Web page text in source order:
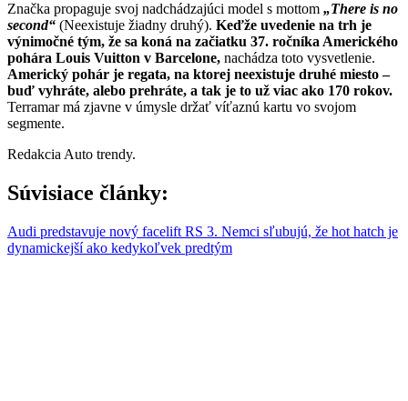
Značka propaguje svoj nadchádzajúci model s mottom „There is no
second“ (Neexistuje žiadny druhý). Keďže uvedenie na trh je
výnimočné tým, že sa koná na začiatku 37. ročníka Amerického
pohára Louis Vuitton v Barcelone, nachádza toto vysvetlenie.
Americký pohár je regata, na ktorej neexistuje druhé miesto –
buď vyhráte, alebo prehráte, a tak je to už viac ako 170 rokov.
Terramar má zjavne v úmysle držať víťaznú kartu vo svojom
segmente.
Redakcia Auto trendy.
Súvisiace články:
Audi predstavuje nový facelift RS 3. Nemci sľubujú, že hot hatch je
dynamickejší ako kedykoľvek predtým